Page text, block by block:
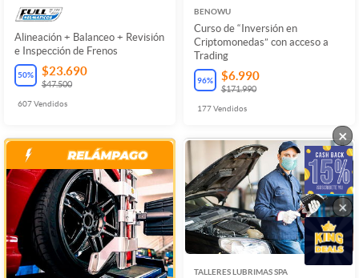
Alineación + Balanceo + Revisión
e Inspección de Frenos
50% $23.690
$47.500
607Vendidos
BENOWU
Curso de “Inversión en
Criptomonedas” con acceso a
Trading
96% $6.990
$171.990
177Vendidos
TALLERES LUBRIMAS SPA
×
×